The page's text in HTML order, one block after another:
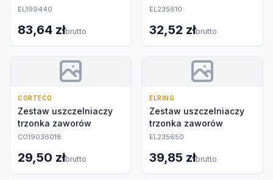
EL199440
83,64 złbrutto
EL235610
32,52 złbrutto
CORTECO
Zestaw uszczelniaczy
trzonka zaworów
CO19036018
29,50 złbrutto
ELRING
Zestaw uszczelniaczy
trzonka zaworów
EL235650
39,85 złbrutto